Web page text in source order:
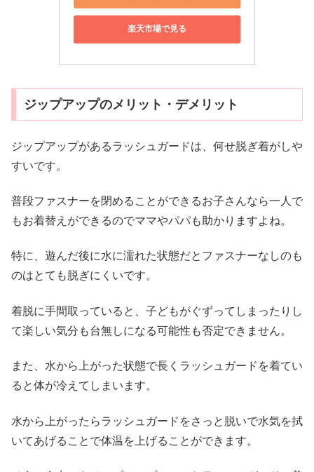
楽天市場で見る
ジップアップのメリット・デメリット
ジップアップがあるラッシュガードは、何せ脱ぎ着がしや
すいです。
普段ファスナーを閉めることができるお子さんなら一人で
もお着替えができるのでママやパパも助かりますよね。
特に、遊んだ後に水に濡れた状態だとファスナーなしのも
のはとても脱ぎにくいです。
着脱に手間取っていると、子どもがぐずってしまったりし
て楽しい気分も台無しになる可能性も否定できません。
また、水から上がった状態で長くラッシュガードを着てい
ると体が冷えてしまいます。
水から上がったらラッシュガードをさっと脱いで水気を拭
いてあげることで体温を上げることができます。